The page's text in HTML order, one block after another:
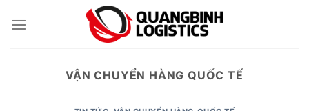
VẬN CHUYỂN HÀNG QUỐC TẾ